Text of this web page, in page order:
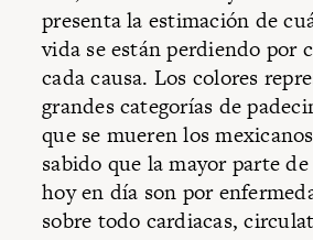
presenta la estimación de
vida se están perdiendo por
cada causa. Los colores
grandes categorías de
que se mueren los
sabido que la mayor parte
hoy en día son por
sobre todo cardiacas,